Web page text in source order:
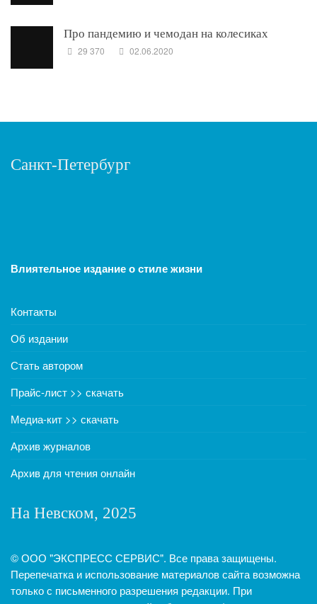
Про пандемию и чемодан на колесиках
29 370 02.06.2020
Санкт-Петербург
Влиятельное издание о стиле жизни
Контакты
Об издании
Стать автором
Прайс-лист >> скачать
Медиа-кит >> скачать
Архив журналов
Архив для чтения онлайн
На Невском, 2025
© ООО "ЭКСПРЕСС СЕРВИС". Все права защищены.
Перепечатка и использование материалов сайта возможна
только с письменного разрешения редакции. При